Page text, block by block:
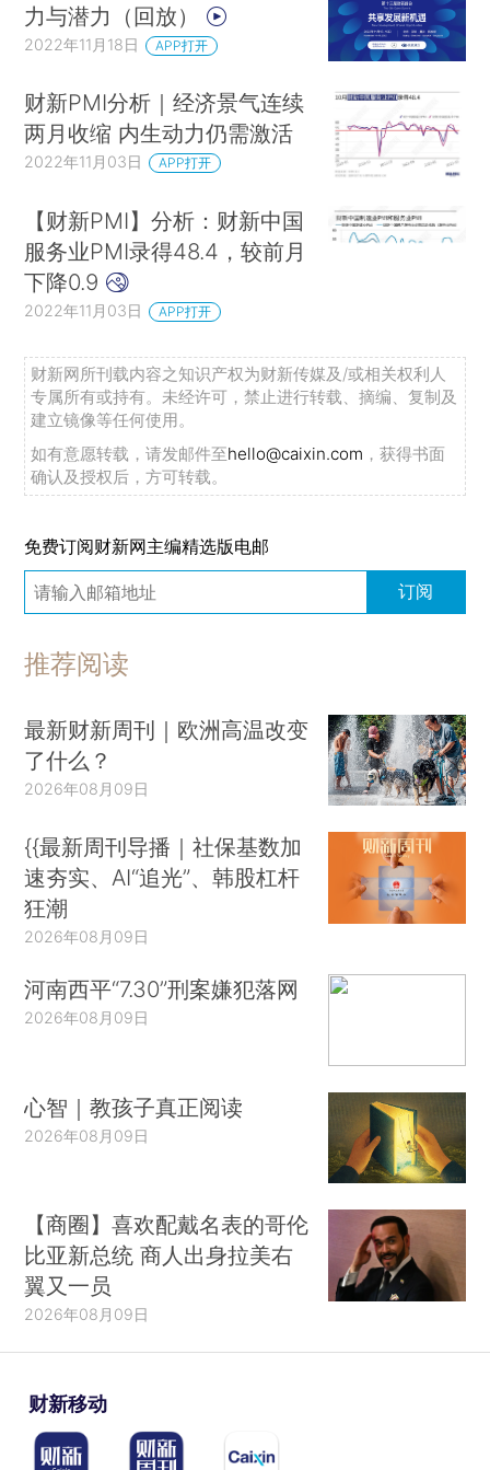
力与潜力（回放）
2022年11月18日 APP打开
财新PMI分析｜经济景气连续
两月收缩 内生动力仍需激活
2022年11月03日 APP打开
【财新PMI】分析：财新中国
服务业PMI录得48.4，较前月
下降0.9
2022年11月03日 APP打开
财新网所刊载内容之知识产权为财新传媒及/或相关权利人
专属所有或持有。未经许可，禁止进行转载、摘编、复制及
建立镜像等任何使用。
如有意愿转载，请发邮件至hello@caixin.com ，获得书面
确认及授权后，方可转载。
免费订阅财新网主编精选版电邮
订阅
推荐阅读
最新财新周刊｜欧洲高温改变
了什么？
2026年08月09日
{{最新周刊导播｜社保基数加
速夯实、AI“追光”、韩股杠杆
狂潮
2026年08月09日
河南西平“7.30”刑案嫌犯落网
2026年08月09日
心智｜教孩子真正阅读
2026年08月09日
【商圈】喜欢配戴名表的哥伦
比亚新总统 商人出身拉美右
翼又一员
2026年08月09日
财新移动